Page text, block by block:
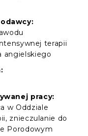
terapii
angielskiego
pracy:
w Oddziale
znieczulanie do
Porodowym